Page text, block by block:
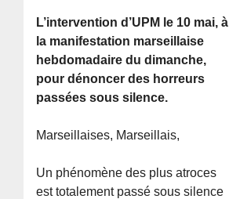
L’intervention d’UPM le 10 mai, à
la manifestation marseillaise
hebdomadaire du dimanche,
pour dénoncer des horreurs
passées sous silence.
Marseillaises, Marseillais,
Un phénomène des plus atroces
est totalement passé sous silence